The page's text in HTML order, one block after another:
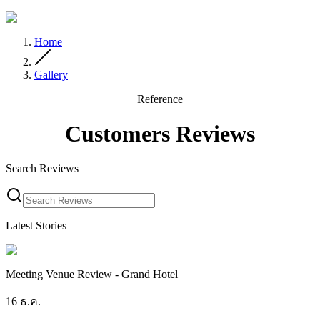
Home
Gallery
Reference
Customers Reviews
Search Reviews
Latest Stories
Meeting Venue Review - Grand Hotel
16 ธ.ค.